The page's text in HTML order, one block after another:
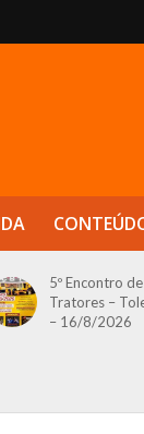
5º Encontro de
Tratores –
– 16/8/2026